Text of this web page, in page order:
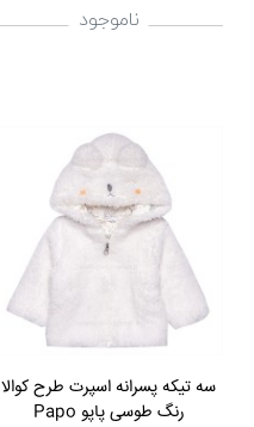
ناموجود
سه تیکه پسرانه اسپرت طرح کوالا
رنگ طوسی پاپو Papo